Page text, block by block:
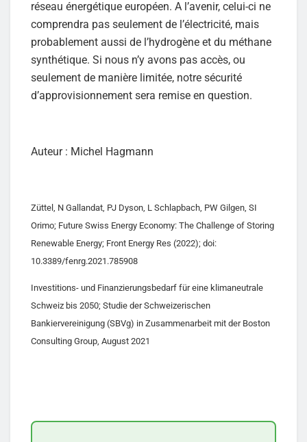
réseau énergétique européen. A l’avenir, celui-ci ne
comprendra pas seulement de l’électricité, mais
probablement aussi de l’hydrogène et du méthane
synthétique. Si nous n’y avons pas accès, ou
seulement de manière limitée, notre sécurité
d’approvisionnement sera remise en question.
Auteur : Michel Hagmann
Züttel, N Gallandat, PJ Dyson, L Schlapbach, PW Gilgen, SI
Orimo; Future Swiss Energy Economy: The Challenge of Storing
Renewable Energy; Front Energy Res (2022); doi:
10.3389/fenrg.2021.785908
Investitions- und Finanzierungsbedarf für eine klimaneutrale
Schweiz bis 2050; Studie der Schweizerischen
Bankiervereinigung (SBVg) in Zusammenarbeit mit der Boston
Consulting Group, August 2021